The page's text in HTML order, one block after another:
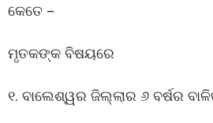
କେତେ –
ମୃତକଙ୍କ ବିଷୟରେ
୧. ବାଲେଶ୍ୱର ଜିଲ୍ଲାର ୬ ବର୍ଷର